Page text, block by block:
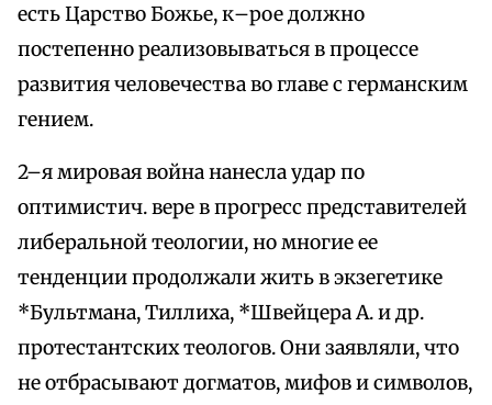
есть Царство Божье, к–рое должно
постепенно реализовываться в процессе
развития человечества во главе с германским
гением.
2–я мировая война нанесла удар по
оптимистич. вере в прогресс представителей
либеральной теологии, но многие ее
тенденции продолжали жить в экзегетике
*Бультмана, Тиллиха, *Швейцера А. и др.
протестантских теологов. Они заявляли, что
не отбрасывают догматов, мифов и символов,